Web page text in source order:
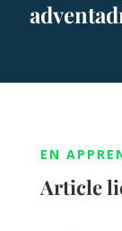
EN
Article